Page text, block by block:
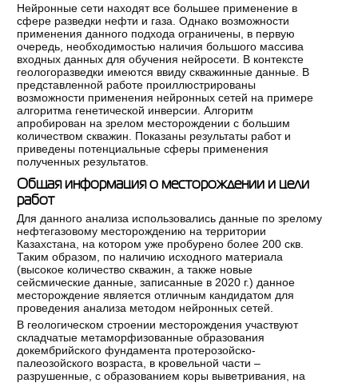
Нейронные сети находят все большее применение в
сфере разведки нефти и газа. Однако возможности
применения данного подхода ограничены, в первую
очередь, необходимостью наличия большого массива
входных данных для обучения нейросети. В контексте
геологоразведки имеются ввиду скважинные данные. В
представленной работе проиллюстрированы
возможности применения нейронных сетей на примере
алгоритма генетической инверсии. Алгоритм
апробирован на зрелом месторождении с большим
количеством скважин. Показаны результаты работ и
приведены потенциальные сферы применения
полученных результатов.
Общая информация о месторождении и цели
работ
Для данного анализа использовались данные по зрелому
нефтегазовому месторождению на территории
Казахстана, на котором уже пробурено более 200 скв.
Таким образом, по наличию исходного материала
(высокое количество скважин, а также новые
сейсмические данные, записанные в 2020 г.) данное
месторождение является отличным кандидатом для
проведения анализа методом нейронных сетей.
В геологическом строении месторождения участвуют
складчатые метаморфизованные образования
докембрийского фундамента протерозойско-
палеозойского возраста, в кровельной части –
разрушенные, с образованием коры выветривания, на